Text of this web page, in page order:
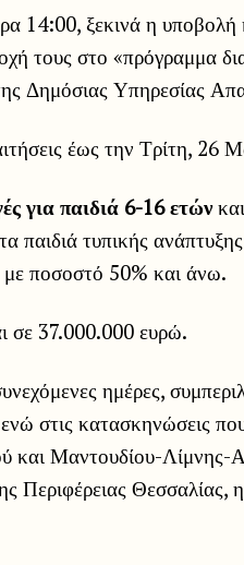
14:00, ξεκινά η υποβολή
τους στο «πρόγραμμα
Δημόσιας Υπηρεσίας
έως την Τρίτη, 26
για παιδιά 6-16 ετών
παιδιά τυπικής
με ποσοστό 50% και άνω.
σε 37.000.000 ευρώ.
ημέρες,
στις κατασκηνώσεις
και Μαντουδίου-Λίμνης-
Περιφέρειας Θεσσαλίας,